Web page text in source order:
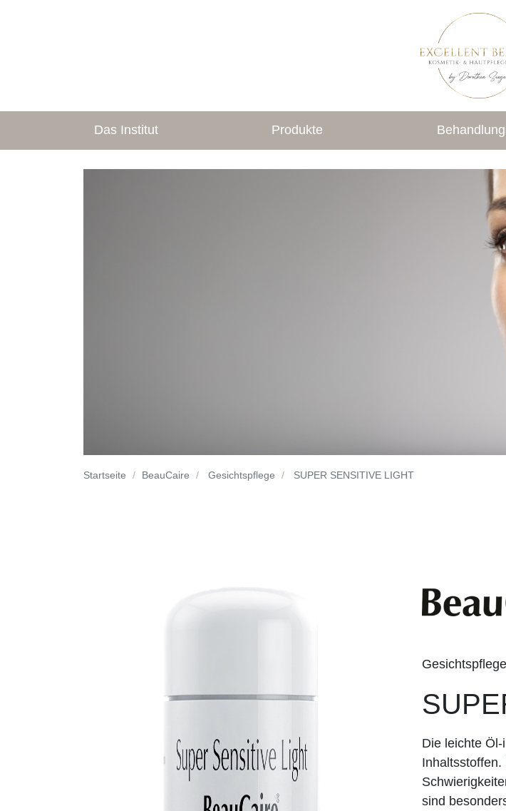
Das Institut Produkte
Startseite BeauCaire Gesichtspflege SUPER SENSITIVE LIGHT
Gesichtspflege
Die leichte
sind